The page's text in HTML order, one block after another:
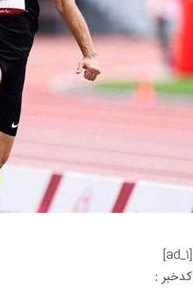
[ad_1]
کدخبر :